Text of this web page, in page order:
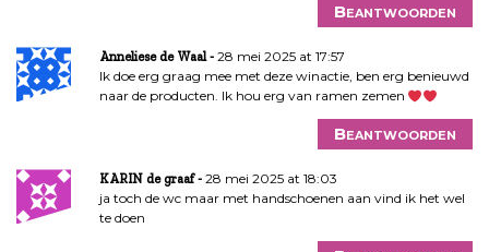
Beantwoorden
Anneliese de Waal
28 mei 2025 at 17:57
Ik doe erg graag mee met deze winactie, ben erg benieuwd
naar de producten. Ik hou erg van ramen zemen
Beantwoorden
KARIN de graaf
28 mei 2025 at 18:03
ja toch de wc maar met handschoenen aan vind ik het wel
te doen